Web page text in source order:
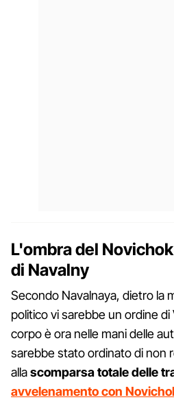
L'ombra del
di Navalny
Secondo Navalnaya, dietro la
politico vi sarebbe un ordine di
corpo è ora nelle mani delle
sarebbe stato ordinato di non
allascomparsa totale delle
avvelenamento con